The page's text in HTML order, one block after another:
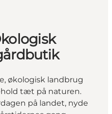
økologisk landbrug
tæt på naturen.
på landet, nyde